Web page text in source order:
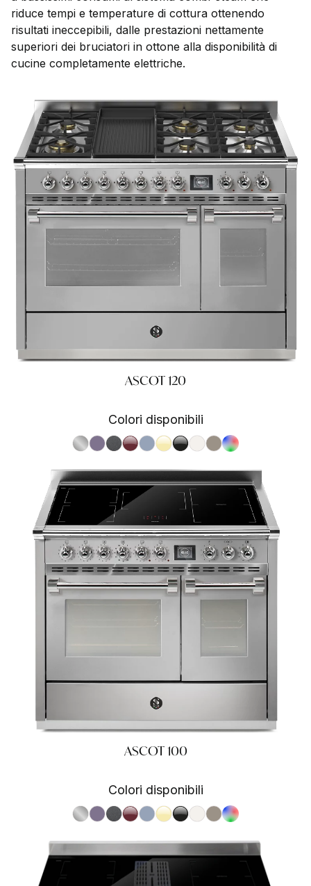
riduce tempi e temperature di cottura ottenendo
risultati ineccepibili, dalle prestazioni nettamente
superiori dei bruciatori in ottone alla disponibilità di
cucine completamente elettriche.
ASCOT 120
Colori disponibili
S.Steel SS
Ametista AA
Antracite AN
Bordeaux BR
Celeste CE
Crema CR
Nero BA
Nuvola NA
Sabbia SA
RAL
ASCOT 100
Colori disponibili
S.Steel SS
Ametista AA
Antracite AN
Bordeaux BR
Celeste CE
Crema CR
Nero BA
Nuvola NA
Sabbia SA
RAL